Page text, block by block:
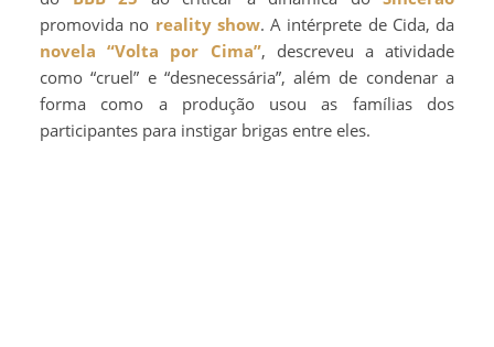
promovida no reality show. A intérprete de Cida, da
novela “Volta por Cima”, descreveu a atividade
como “cruel” e “desnecessária”, além de condenar a
forma como a produção usou as famílias dos
participantes para instigar brigas entre eles.